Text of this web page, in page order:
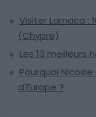
Visiter Larnaca :
(Chypre)
Les 13 meilleurs
Pourquoi
d'Europe ?